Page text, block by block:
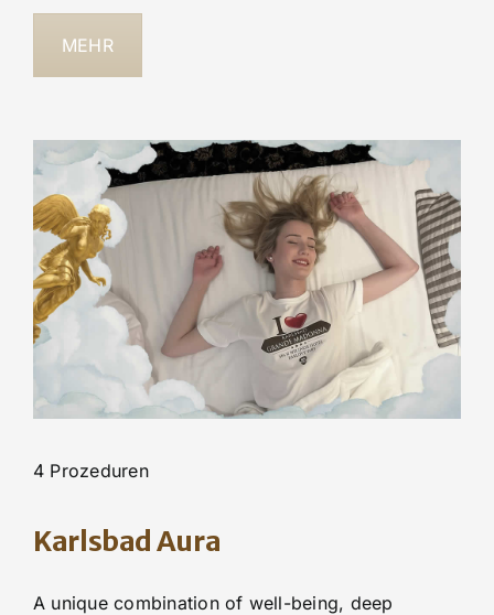
MEHR
4 Prozeduren
Karlsbad Aura
A unique combination of well-being, deep